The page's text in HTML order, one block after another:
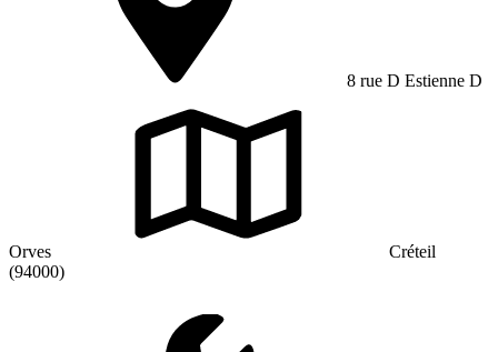
8 rue D Estienne D
Orves
Créteil
(94000)